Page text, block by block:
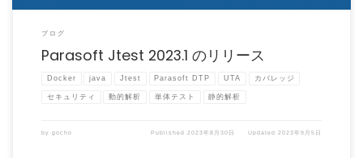
ブログ
Parasoft Jtest 2023.1 のリリース
Docker java Jtest Parasoft DTP UTA カバレッジ
セキュリティ 動的解析 単体テスト 静的解析
by gocho Published 2023年8月30日 Updated 2023年9月5日